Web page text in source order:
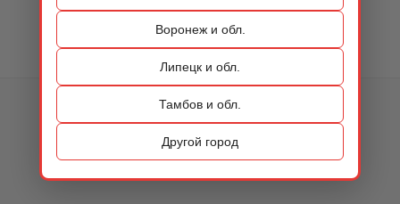
Воронеж и обл.
Липецк и обл.
Тамбов и обл.
Другой город
КАТАЛОГ
ОБУВЬ
СУМКИ